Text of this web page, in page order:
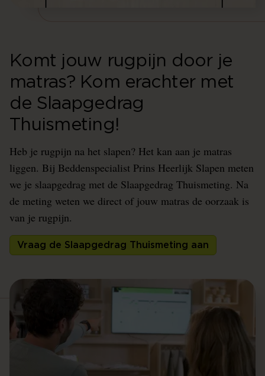
Komt jouw rugpijn door je
matras? Kom erachter met
de Slaapgedrag
Thuismeting!
Heb je rugpijn na het slapen? Het kan aan je matras
liggen. Bij Beddenspecialist Prins Heerlijk Slapen meten
we je slaapgedrag met de Slaapgedrag Thuismeting. Na
de meting weten we direct of jouw matras de oorzaak is
van je rugpijn.
Vraag de Slaapgedrag Thuismeting aan